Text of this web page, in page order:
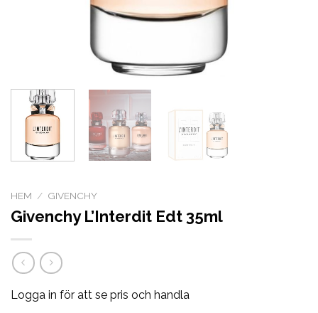
HEM / GIVENCHY
Givenchy L’Interdit Edt 35ml
Logga in för att se pris och handla